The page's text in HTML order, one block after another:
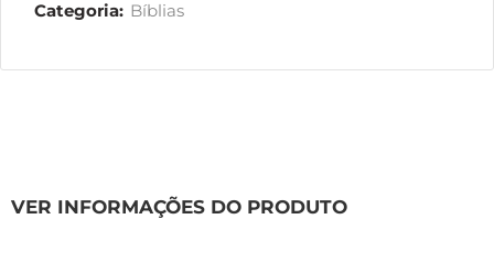
Categoria: Bíblias
VER INFORMAÇÕES DO PRODUTO